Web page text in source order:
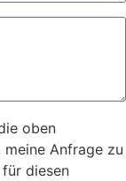
oben
Anfrage zu
diesen